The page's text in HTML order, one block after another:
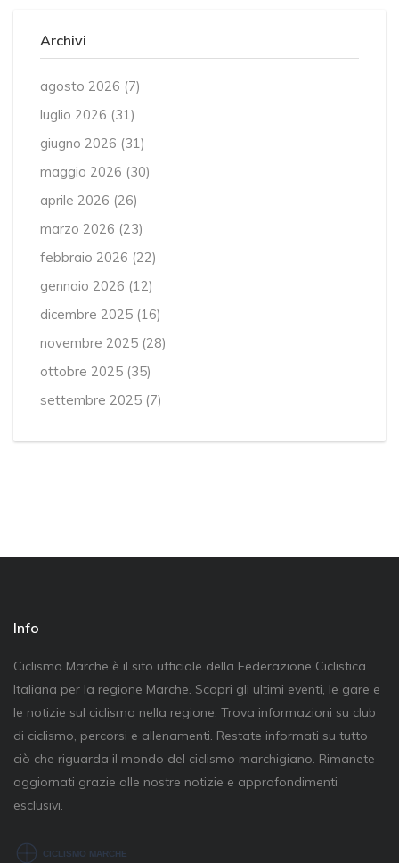
Archivi
agosto 2026 (7)
luglio 2026 (31)
giugno 2026 (31)
maggio 2026 (30)
aprile 2026 (26)
marzo 2026 (23)
febbraio 2026 (22)
gennaio 2026 (12)
dicembre 2025 (16)
novembre 2025 (28)
ottobre 2025 (35)
settembre 2025 (7)
Info
Ciclismo Marche è il sito ufficiale della Federazione Ciclistica
Italiana per la regione Marche. Scopri gli ultimi eventi, le gare e
le notizie sul ciclismo nella regione. Trova informazioni su club
di ciclismo, percorsi e allenamenti. Restate informati su tutto
ciò che riguarda il mondo del ciclismo marchigiano. Rimanete
aggiornati grazie alle nostre notizie e approfondimenti
esclusivi.